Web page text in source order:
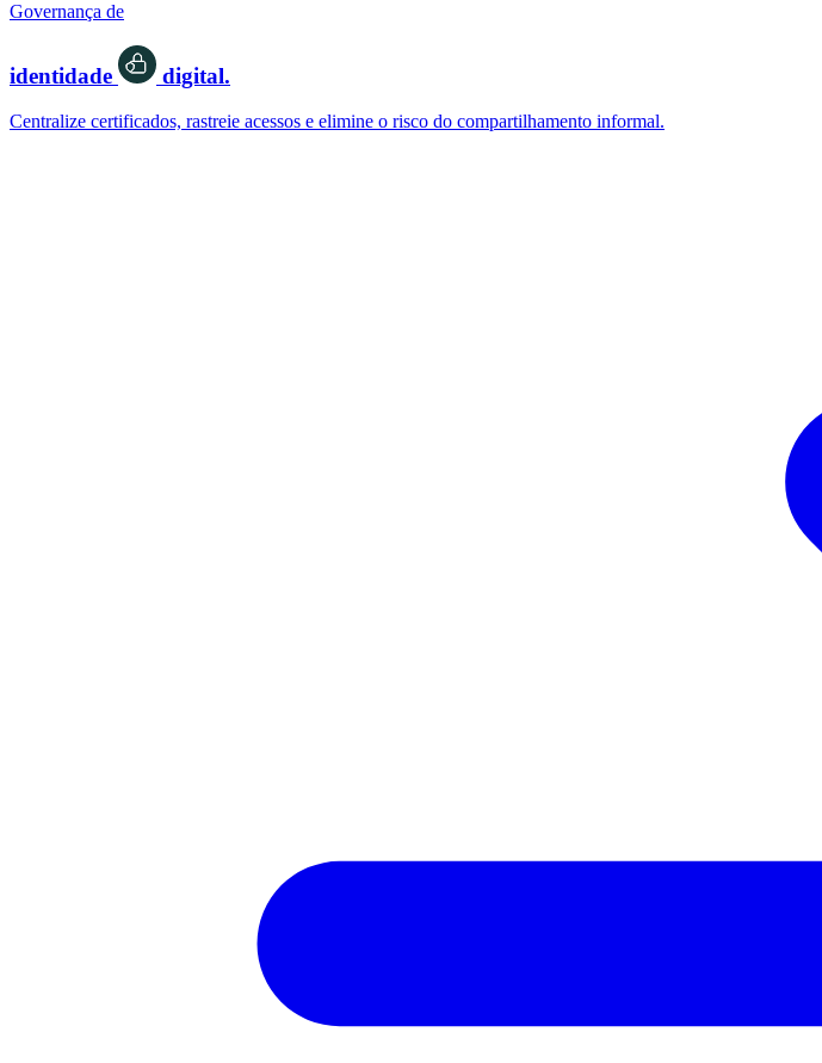
Governança de
identidade digital.
Centralize certificados, rastreie acessos e elimine o risco do compartilhamento informal.